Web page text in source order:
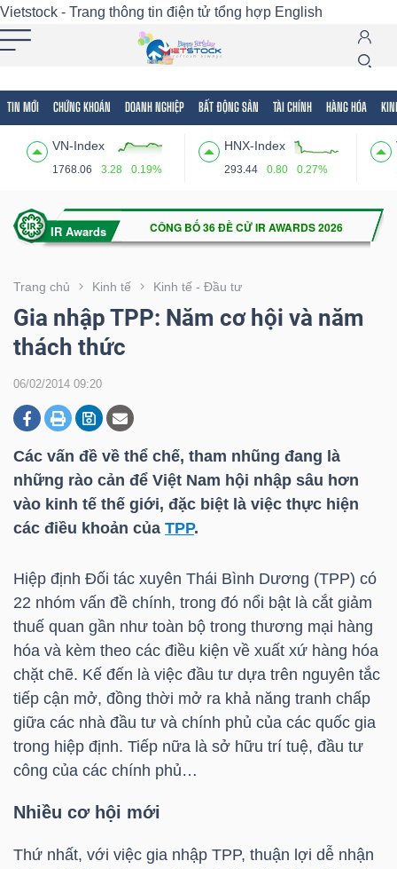
Vietstock - Trang thông tin điện tử tổng hợp English
TIN MỚI CHỨNG KHOÁN DOANH NGHIỆP BẤT ĐỘNG SẢN TÀI CHÍNH HÀNG HÓA
VN-Index
1768.06 3.28 0.19%
HNX-Index
293.44 0.80 0.27%
Trang chủ Kinh tế Kinh tế - Đầu tư
Gia nhập TPP: Năm cơ hội và năm
thách thức
06/02/2014 09:20
Các vấn đề về thể chế, tham nhũng đang là
những rào cản để Việt Nam hội nhập sâu hơn
vào kinh tế thế giới, đặc biệt là việc thực hiện
các điều khoản của TPP.
Hiệp định Đối tác xuyên Thái Bình Dương (TPP) có
22 nhóm vấn đề chính, trong đó nổi bật là cắt giảm
thuế quan gần như toàn bộ trong thương mại hàng
hóa và kèm theo các điều kiện về xuất xứ hàng hóa
chặt chẽ. Kế đến là việc đầu tư dựa trên nguyên tắc
tiếp cận mở, đồng thời mở ra khả năng tranh chấp
giữa các nhà đầu tư và chính phủ của các quốc gia
trong hiệp định. Tiếp nữa là sở hữu trí tuệ, đầu tư
công của các chính phủ…
Nhiều cơ hội mới
Thứ nhất, với việc gia nhập TPP, thuận lợi dễ nhận
Tất cả Tính năng Ngành Mã chứng khoán
Tính
(-)
VIETSTOCK
CHỨNG
DOANH
NGHIỆP
ĐỘNG
TÀI
CHÍNH
HÀNG